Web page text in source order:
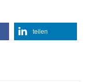
teilen